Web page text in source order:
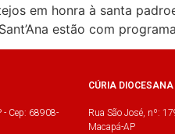
em honra à santa
estão com
- Cep: 68908-
CÚRIA DIOCESANA
Rua São José, nº:
Macapá-AP